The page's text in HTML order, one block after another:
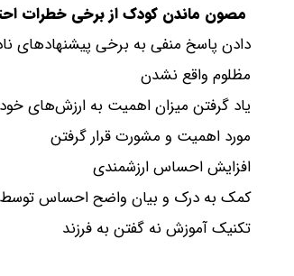
مصون ماندن کودک از برخی خطرات
دادن پاسخ منفی به برخی پیشنهادهای
مظلوم واقع نشدن
یاد گرفتن میزان اهمیت به ارزش‌های خود
مورد اهمیت و مشورت قرار گرفتن
افزایش احساس ارزشمندی
کمک به درک و بیان واضح احساس
تکنیک آموزش نه گفتن به فرزند